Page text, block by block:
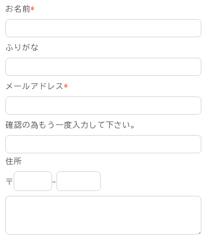
お名前*
ふりがな
メールアドレス*
確認の為もう一度入力して下さい。
住所
〒 -